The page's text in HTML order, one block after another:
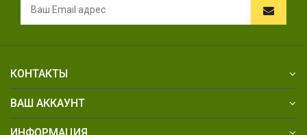
КОНТАКТЫ
ВАШ АККАУНТ
ИНФОРМАЦИЯ